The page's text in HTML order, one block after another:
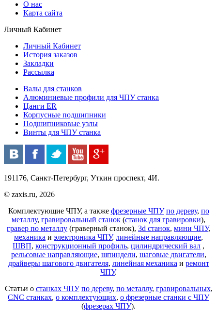
О нас
Карта сайта
Личный Кабинет
Личный Кабинет
История заказов
Закладки
Рассылка
Валы для станков
Алюминиевые профили для ЧПУ станка
Цанги ER
Корпусные подшипники
Подшипниковые узлы
Винты для ЧПУ станка
191176, Санкт-Петербург, Уткин проспект, 4И.
© zaxis.ru, 2026
Комплектующие ЧПУ, а также фрезерные ЧПУ по дереву, по
металлу, гравировальный станок (станок для гравировки),
гравер по металлу (граверный станок), 3d станок, мини ЧПУ,
механика и электроника ЧПУ, линейные направляющие,
ШВП, конструкционный профиль, цилиндрический вал ,
рельсовые направляющие, шпиндели, шаговые двигатели,
драйверы шагового двигателя, линейная механика и ремонт
ЧПУ.
Статьи о станках ЧПУ по дереву, по металлу, гравировальных,
CNC станках, о комплектующих, о фрезерные станки с ЧПУ
(фрезерах ЧПУ).